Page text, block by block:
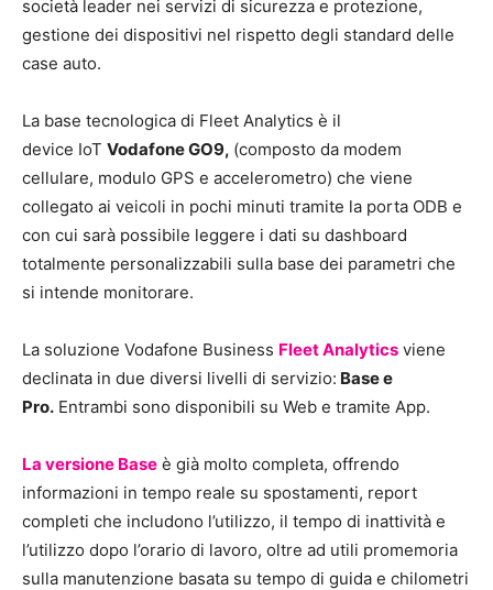
società leader nei servizi di sicurezza e protezione,
gestione dei dispositivi nel rispetto degli standard delle
case auto.
La base tecnologica di Fleet Analytics è il
device IoT Vodafone GO9, (composto da modem
cellulare, modulo GPS e accelerometro) che viene
collegato ai veicoli in pochi minuti tramite la porta ODB e
con cui sarà possibile leggere i dati su dashboard
totalmente personalizzabili sulla base dei parametri che
si intende monitorare.
La soluzione Vodafone Business Fleet Analytics viene
declinata in due diversi livelli di servizio: Base e
Pro. Entrambi sono disponibili su Web e tramite App.
La versione Base è già molto completa, offrendo
informazioni in tempo reale su spostamenti, report
completi che includono l’utilizzo, il tempo di inattività e
l’utilizzo dopo l’orario di lavoro, oltre ad utili promemoria
sulla manutenzione basata su tempo di guida e chilometri